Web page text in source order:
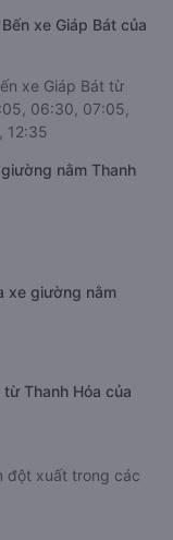
xe Giáp Bát của
xe Giáp Bát từ
06:30, 07:05,
12:35
nằm Thanh
xe giường nằm
Thanh Hóa của
đột xuất trong các